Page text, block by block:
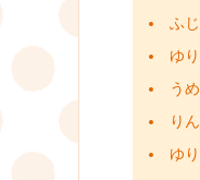
ふじ
ゆり
うめ
り
ゆり